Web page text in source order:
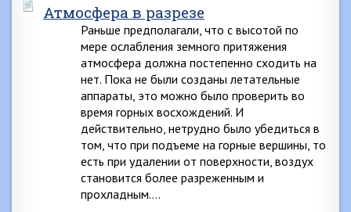
Атмосфера в разрезе
Раньше предполагали, что с высотой по
мере ослабления земного притяжения
атмосфера должна постепенно сходить на
нет. Пока не были созданы летательные
аппараты, это можно было проверить во
время горных восхождений. И
действительно, нетрудно было убедиться в
том, что при подъеме на горные вершины, то
есть при удалении от поверхности, воздух
становится более разреженным и
прохладным….